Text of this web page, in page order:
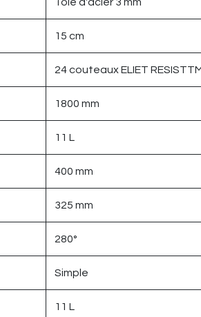
Tôle d'acier 3 mm
15 cm
24 couteaux ELIET
1800 mm
11 L
400 mm
325 mm
280°
Simple
11 L